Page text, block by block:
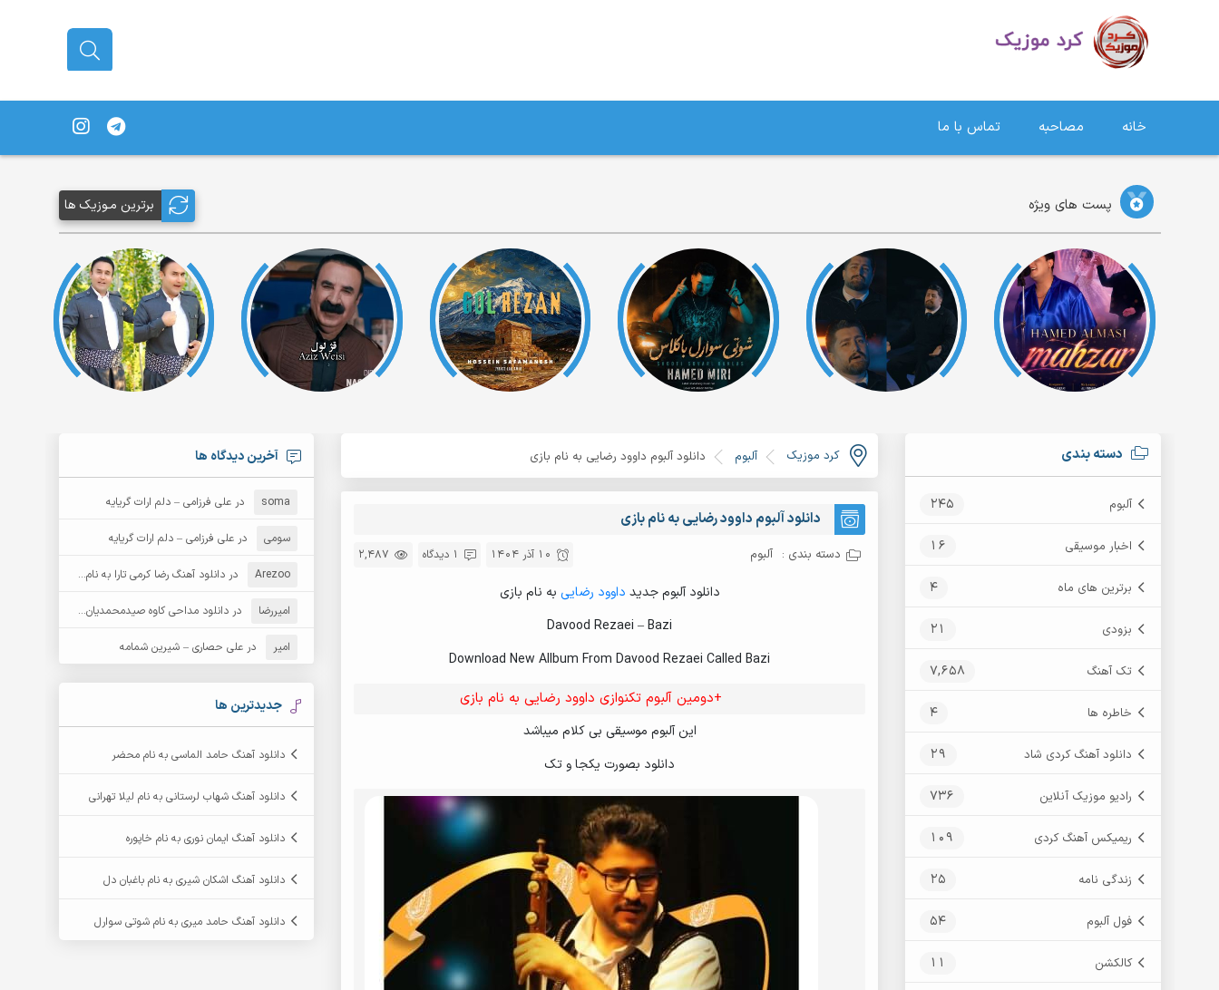
خانه مصاحبه تماس با ما
پست های ویژه برترین مـوزیک ها
دسته بندی
آلبوم 245
اخبار موسیقی 16
برترین های ماه 4
بزودی 21
تک آهنگ 7,658
خاطره ها 4
دانلود آهنگ کردی شاد 29
رادیو موزیک آنلاین 736
ریمیکس آهنگ کردی 109
زندگی نامه 25
فول آلبوم 54
کالکشن 11
کرد موزیک آلبوم دانلود آلبوم داوود رضایی به نام بازی
دانلود آلبوم داوود رضایی به نام بازی
دسته بندی : آلبوم 2,487 1 دیدگاه 10 آذر 1404
دانلود آلبوم جدید داوود رضایی به نام بازی
Davood Rezaei – Bazi
Download New Allbum From Davood Rezaei Called Bazi
+دومین آلبوم تکنوازی داوود رضایی به نام بازی
این آلبوم موسیقی بی کلام میباشد
دانلود بصورت یکجا و تک
آخرین دیدگاه ها
soma درعلی فرزامی – دلم ارات گریایه
سومی درعلی فرزامی – دلم ارات گریایه
Arezoo دردانلود آهنگ رضا کرمی تارا به نام قمار
امیررضا دردانلود مداحی کاوه صیدمحمدیان به نام سردار باوفا
امیر درعلی حصاری – شیرین شمامه
جدیدترین ها
دانلود آهنگ حامد الماسی به نام محضر
دانلود آهنگ شهاب لرستانی به نام لیلا تهرانی
دانلود آهنگ ایمان نوری به نام خاپوره
دانلود آهنگ اشکان شیری به نام باغبان دل
دانلود آهنگ حامد میری به نام شوتی سوارل